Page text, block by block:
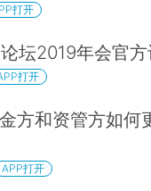
打开
坛2019年会官
打开
方和资管方如何
APP打开